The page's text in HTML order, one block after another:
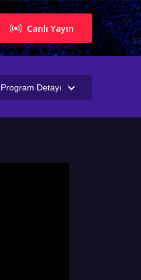
Canlı Yayın
Program Detayı